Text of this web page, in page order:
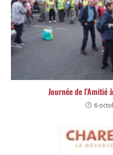
Journée de l’Amitié
6